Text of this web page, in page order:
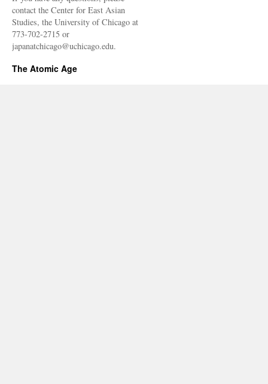
contact the Center for East Asian
Studies, the University of Chicago at
773-702-2715 or
japanatchicago@uchicago.edu.
The Atomic Age